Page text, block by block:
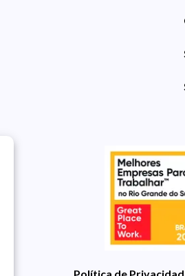
Política de